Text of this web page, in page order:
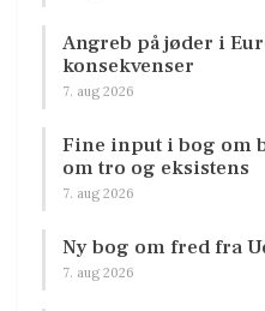
Angreb på jøder i
konsekvenser
7. aug 2026
Fine input i bog om
om tro og eksistens
7. aug 2026
Ny bog om fred fra
7. aug 2026